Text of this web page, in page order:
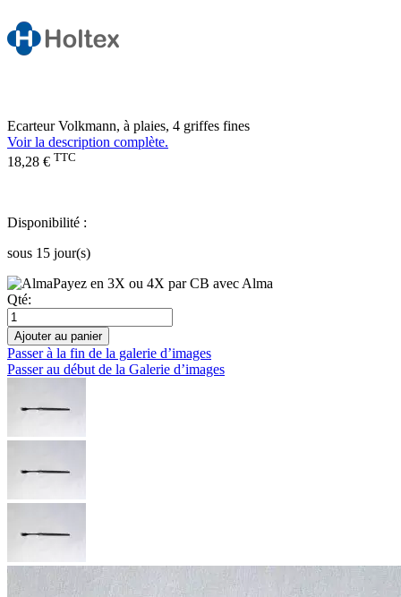
Ecarteur Volkmann, à plaies, 4 griffes fines
Voir la description complète.
18,28 € TTC
Disponibilité :
sous 15 jour(s)
Payez en 3X ou 4X par CB avec Alma
Qté:
Ajouter au panier
Passer à la fin de la galerie d’images
Passer au début de la Galerie d’images